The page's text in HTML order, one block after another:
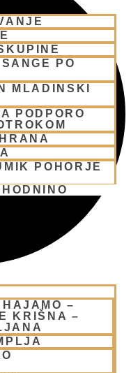
PO
MLADINSKI
PODPORO
POHORJE
–
KRIŠNA –